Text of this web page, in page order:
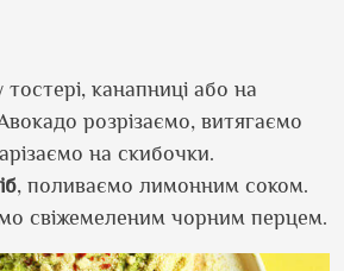
канапниці або на
розрізаємо, витягаємо
на скибочки.
, поливаємо лимонним соком.
свіжемеленим чорним перцем.